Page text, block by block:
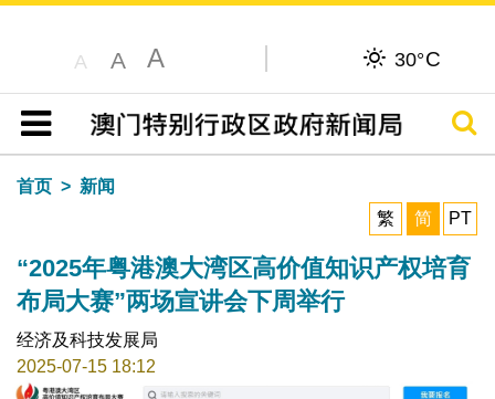
A A A 30°C
目录
搜寻
首页
新闻
繁
简 PT
“2025年粤港澳大湾区高价值知识产权培育
布局大赛”两场宣讲会下周举行
经济及科技发展局
2025-07-15 18:12